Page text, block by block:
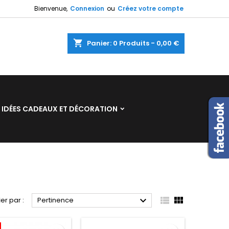
Bienvenue, Connexion ou Créez votre compte
shopping_cart Panier: 0 Produits - 0,00 €
IDÉES CADEAUX ET DÉCORATION
par : Pertinence   